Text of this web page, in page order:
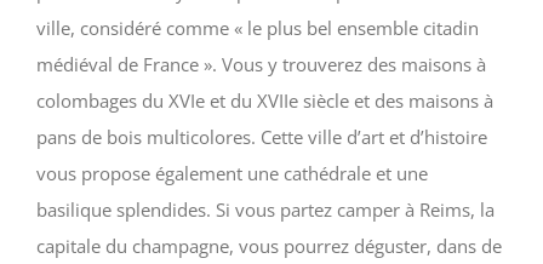
ville, considéré comme « le plus bel ensemble citadin
médiéval de France ». Vous y trouverez des maisons à
colombages du XVIe et du XVIIe siècle et des maisons à
pans de bois multicolores. Cette ville d’art et d’histoire
vous propose également une cathédrale et une
basilique splendides. Si vous partez camper à Reims, la
capitale du champagne, vous pourrez déguster, dans de